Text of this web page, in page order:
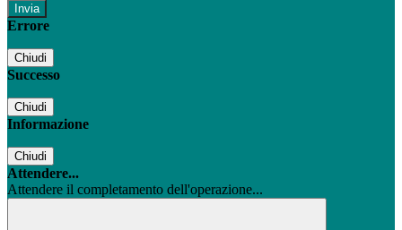
Errore
Chiudi
Successo
Chiudi
Informazione
Chiudi
Attendere...
Attendere il completamento dell'operazione...